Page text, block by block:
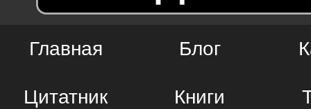
Главная Блог
Цитатник Книги